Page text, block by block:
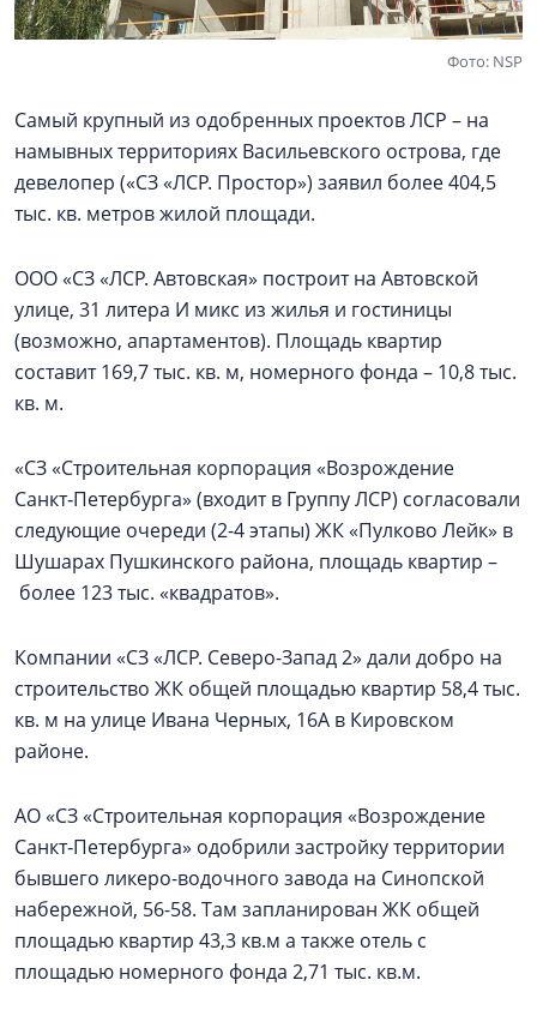
Фото: NSP
Самый крупный из одобренных проектов ЛСР – на
намывных территориях Васильевского острова, где
девелопер («СЗ «ЛСР. Простор») заявил более 404,5
тыс. кв. метров жилой площади.
ООО «СЗ «ЛСР. Автовская» построит на Автовской
улице, 31 литера И микс из жилья и гостиницы
(возможно, апартаментов). Площадь квартир
составит 169,7 тыс. кв. м, номерного фонда – 10,8 тыс.
кв. м.
«СЗ «Строительная корпорация «Возрождение
Санкт‑Петербурга» (входит в Группу ЛСР) согласовали
следующие очереди (2-4 этапы) ЖК «Пулково Лейк» в
Шушарах Пушкинского района, площадь квартир –
более 123 тыс. «квадратов».
Компании «СЗ «ЛСР. Северо-Запад 2» дали добро на
строительство ЖК общей площадью квартир 58,4 тыс.
кв. м на улице Ивана Черных, 16А в Кировском
районе.
АО «СЗ «Строительная корпорация «Возрождение
Санкт‑Петербурга» одобрили застройку территории
бывшего ликеро-водочного завода на Синопской
набережной, 56-58. Там запланирован ЖК общей
площадью квартир 43,3 кв.м а также отель с
площадью номерного фонда 2,71 тыс. кв.м.